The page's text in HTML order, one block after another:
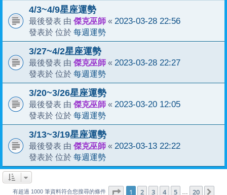
4/3~4/9星座運勢
最後發表 由 傑克巫師 « 2023-03-28 22:56
發表於 位於 每週運勢
3/27~4/2星座運勢
最後發表 由 傑克巫師 « 2023-03-28 22:27
發表於 位於 每週運勢
3/20~3/26星座運勢
最後發表 由 傑克巫師 « 2023-03-20 12:05
發表於 位於 每週運勢
3/13~3/19星座運勢
最後發表 由 傑克巫師 « 2023-03-13 22:22
發表於 位於 每週運勢
有超過 1000 筆資料符合您搜尋的條件 第1 頁 (共 20頁)
1 2 3 4 5 20